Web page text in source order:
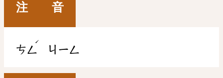
注 音
ㄘㄥ
ˊ
ㄐㄧㄥ